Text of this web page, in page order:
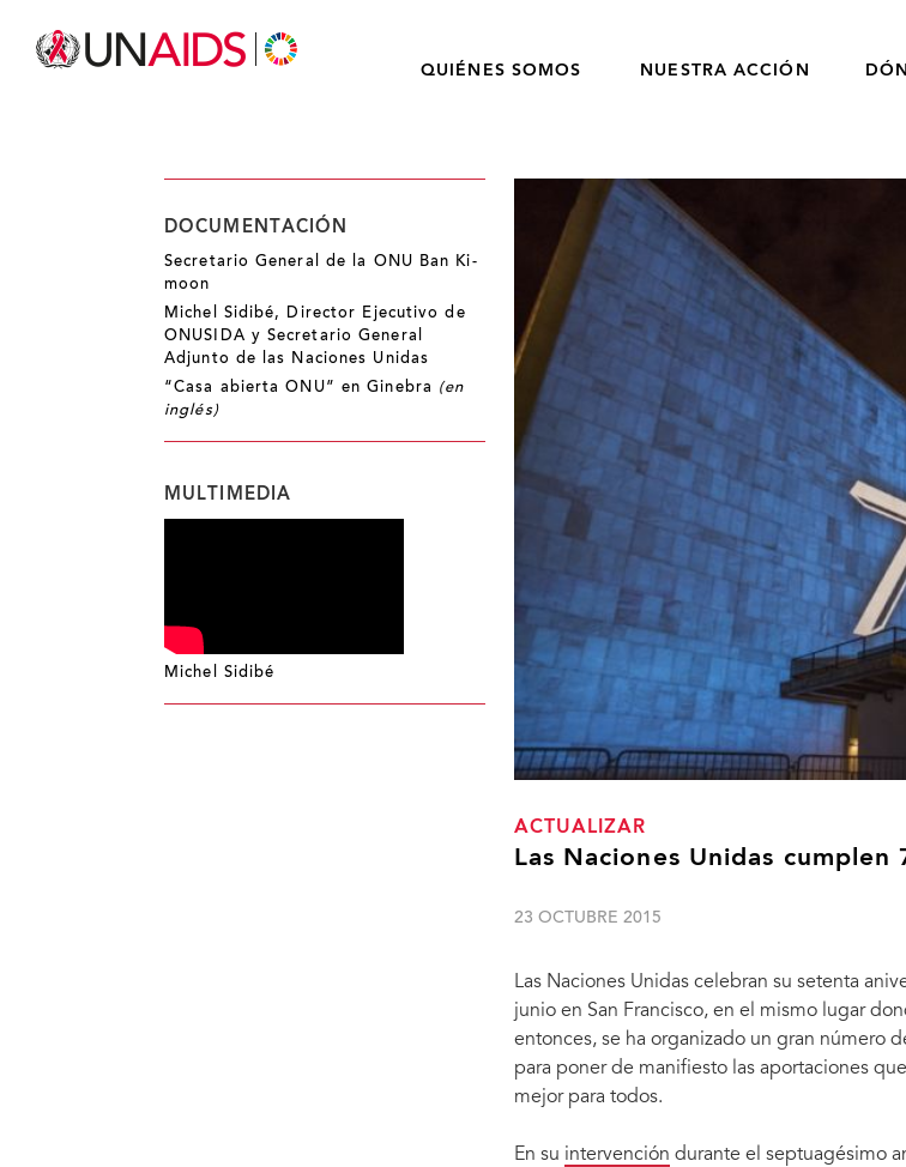
QUIÉNES SOMOS NUESTRA ACCIÓN
ACTUALIZAR
Las Naciones Unidas cumplen
23 OCTUBRE 2015
Las Naciones Unidas celebran su setenta
junio en San Francisco, en el mismo lugar
entonces, se ha organizado un gran número
para poner de manifiesto las aportaciones
mejor para todos.
En su intervención durante el septuagésimo
DOCUMENTACIÓN
Secretario General de la ONU Ban Ki-
moon
Michel Sidibé, Director Ejecutivo de
ONUSIDA y Secretario General
Adjunto de las Naciones Unidas
“Casa abierta ONU” en Ginebra (en
inglés)
MULTIMEDIA
Michel Sidibé